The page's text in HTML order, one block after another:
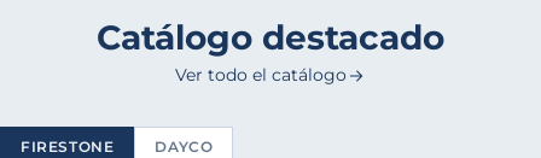
Catálogo destacado
Ver todo el catálogo
FIRESTONE DAYCO